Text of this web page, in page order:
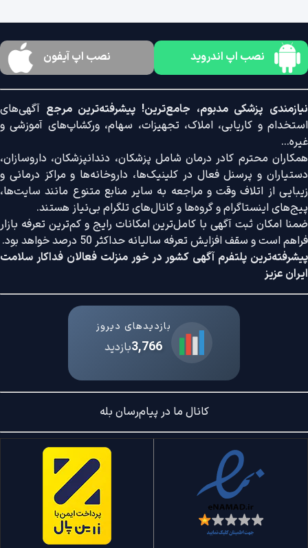
نصب اپ اندروید نصب اپ آیفون
نیازمندی پزشکی مدبوم، جامع‌ترین! پیشرفته‌ترین مرجع آگهی‌های
استخدام و کاریابی، املاک، تجهیزات، سهام، ورکشاپ‌های آموزشی و
غیره...
همکاران محترم کادر درمان شامل پزشکان، دندانپزشکان، داروسازان،
دستیاران و پرسنل فعال در کلینیک‌ها، داروخانه‌ها و مراکز درمانی و
زیبایی از اتلاف وقت و مراجعه به سایر منابع متنوع مانند سایت‌ها،
پیج‌های اینستاگرام و گروه‌ها و کانال‌های تلگرام بی‌نیاز هستند.
ضمنا امکان ثبت آگهی با کامل‌ترین امکانات رایج و کم‌ترین تعرفه بازار
فراهم است و سقف افزایش تعرفه سالیانه حداکثر 50 درصد خواهد بود.
پیشرفته‌ترین پلتفرم آگهی کشور در خور منزلت فعالان فداکار سلامت
ایران عزیز
بازدیدهای دیروز
3,766بازدید
کانال ما در پیام‌رسان بله